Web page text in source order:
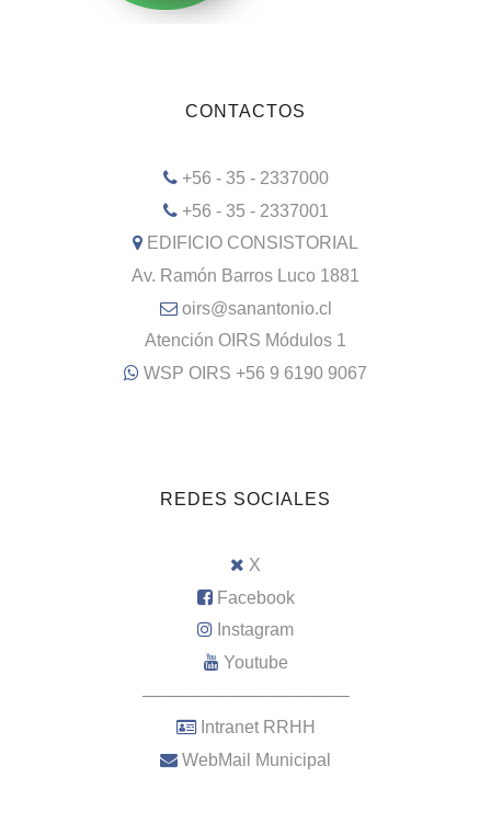
CONTACTOS
+56 - 35 - 2337000
+56 - 35 - 2337001
EDIFICIO CONSISTORIAL
Av. Ramón Barros Luco 1881
oirs@sanantonio.cl
Atención OIRS Módulos 1
WSP OIRS +56 9 6190 9067
REDES SOCIALES
X
Facebook
Instagram
Youtube
–––––––––––––––––––––
Intranet RRHH
WebMail Municipal